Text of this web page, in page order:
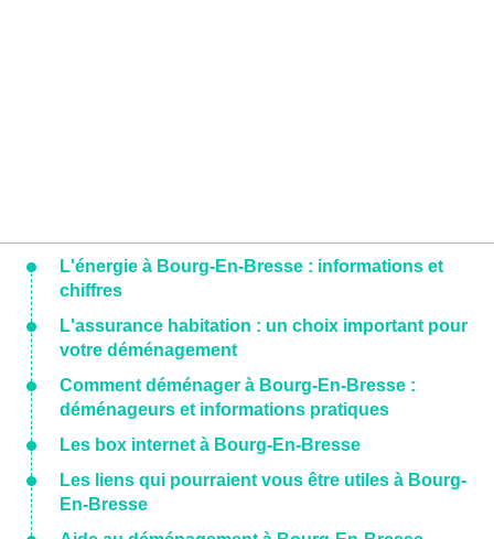
L'énergie à Bourg-En-Bresse : informations et
chiffres
L'assurance habitation : un choix important pour
votre déménagement
Comment déménager à Bourg-En-Bresse :
déménageurs et informations pratiques
Les box internet à Bourg-En-Bresse
Les liens qui pourraient vous être utiles à Bourg-
En-Bresse